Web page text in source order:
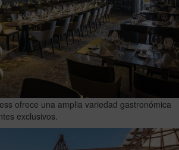
ofrece una amplia variedad gastronómica
exclusivos.